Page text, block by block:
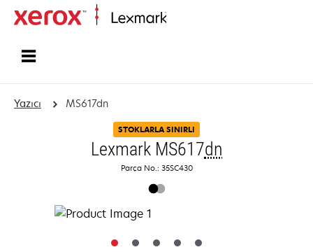
Yazıcı MS617dn
STOKLARLA SINIRLI
Lexmark MS617dn
Parça No.: 35SC430